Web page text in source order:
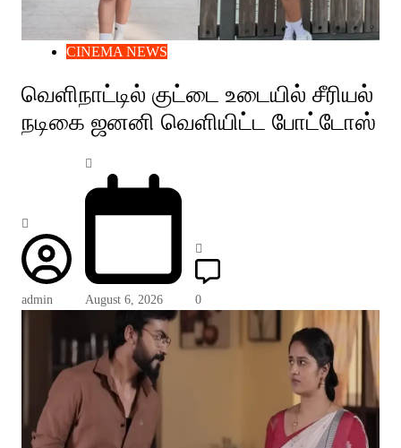
CINEMA NEWS
வெளிநாட்டில் குட்டை உடையில் சீரியல்
நடிகை ஜனனி வெளியிட்ட போட்டோஸ்
admin August 6, 2026 0